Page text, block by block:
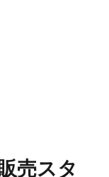
売スタ